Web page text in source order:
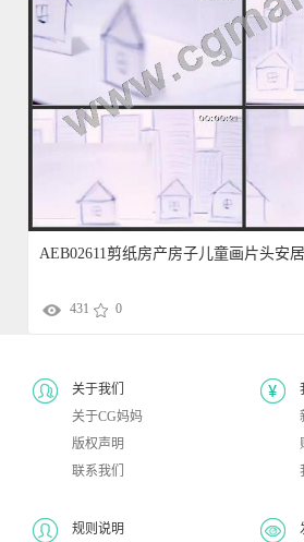
AEB02611剪纸房产房子儿童画片头安
431 0
关于我们
关于CG妈妈
版权声明
联系我们
规则说明